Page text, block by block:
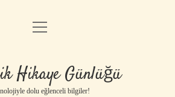
Anasayfa
Yasal Uyarı
menüyü
Hikaye Günlüğü
dolu eğlenceli bilgiler!